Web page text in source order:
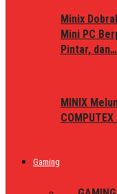
Minix
Mini PC
Pintar, dan…
MINIX
Gaming